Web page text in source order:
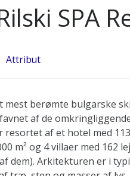
SPA
Attribut
mest berømte bulgarske
af de
af et hotel med
m² og 4 villaer med 162
dem). Arkitekturen er i